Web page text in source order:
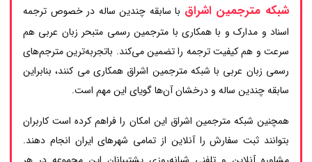
شبکه مترجمین اشراق با سابقه چندین ساله در خصوص ترجمه
اسناد و مدارک و با همکاری با مترجمین رسمی متبحر زبان عربی هم
سرعت و هم کیفیت ترجمه را تضمین می‌کند. باتجربه‌ترین مترجم‌های
رسمی زبان عربی با شبکه مترجمین اشراق همکاری می کنند، بنابراین
سابقه چندین ساله و درخشان آن‌ها گویای این مهم است.
همچنین شبکه مترجمین اشراق این امکان را فراهم کرده است کاربران
بتوانند ثبت سفارش را آنلاین از تمامی شهرهای ایران انجام دهند.